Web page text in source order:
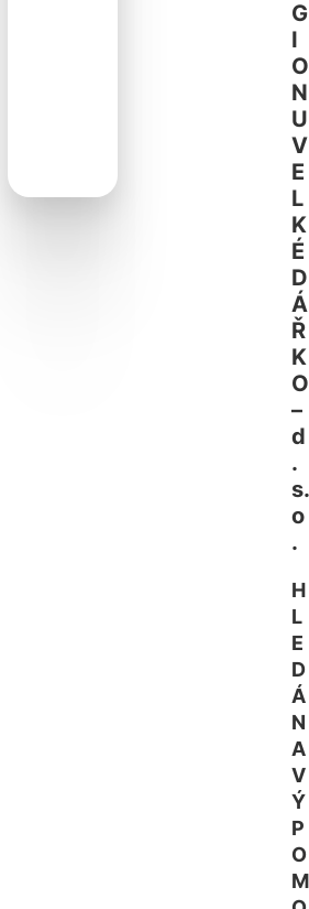
G
I
O
N
U
V
E
L
K
É
D
Á
Ř
K
O
–
d
.
s.
o
.
H
L
E
D
Á
N
A
V
Ý
P
O
M